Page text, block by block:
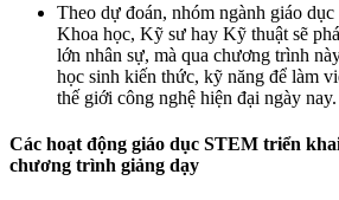
Theo dự đoán, nhóm ngành giáo
Khoa học, Kỹ sư hay Kỹ thuật sẽ
lớn nhân sự, mà qua chương trình
học sinh kiến thức, kỹ năng để làm
thế giới công nghệ hiện đại ngày nay.
Các hoạt động giáo dục STEM triển
chương trình giảng dạy​